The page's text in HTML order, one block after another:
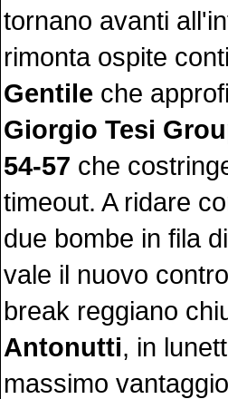
tornano avanti
rimonta ospite
Gentile che
Giorgio Tesi
54-57 che
timeout. A ridare
due bombe in fila
vale il nuovo
break reggiano
Antonutti, in
massimo vantaggio